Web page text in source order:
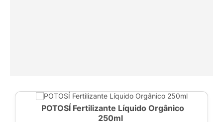
POTOSÍ Fertilizante Líquido Orgânico
250ml